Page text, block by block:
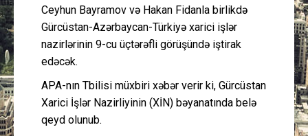
Peşə etikası
Ceyhun Bayramov və Hakan Fidanla birlikdə
Gürcüstan-Azərbaycan-Türkiyə xarici işlər
nazirlərinin 9-cu üçtərəfli görüşündə iştirak
edəcək.
APA-nın Tbilisi müxbiri xəbər verir ki, Gürcüstan
Xarici İşlər Nazirliyinin (XİN) bəyanatında belə
qeyd olunub.